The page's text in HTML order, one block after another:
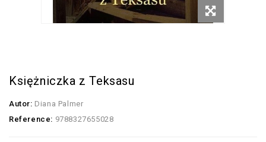
Księżniczka z Teksasu
Autor: Diana Palmer
Reference: 9788327655028